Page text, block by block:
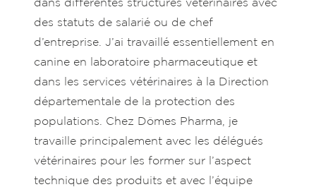
dans différentes structures vétérinaires avec
des statuts de salarié ou de chef
d’entreprise. J’ai travaillé essentiellement en
canine en laboratoire pharmaceutique et
dans les services vétérinaires à la Direction
départementale de la protection des
populations. Chez Dômes Pharma, je
travaille principalement avec les délégués
vétérinaires pour les former sur l’aspect
technique des produits et avec l’équipe